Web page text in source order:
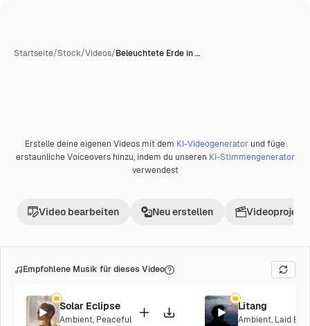
Startseite/Stock/Videos/Beleuchtete Erde in …
Premium
Erstelle deine eigenen Videos mit dem KI-Videogenerator und füge
erstaunliche Voiceovers hinzu, indem du unseren KI-Stimmengenerator
verwendest
Video bearbeiten Neu erstellen Videoprojekt
Empfohlene Musik für dieses Video
Solar Eclipse
Ambient, Peaceful
Litang
Ambient, Laid